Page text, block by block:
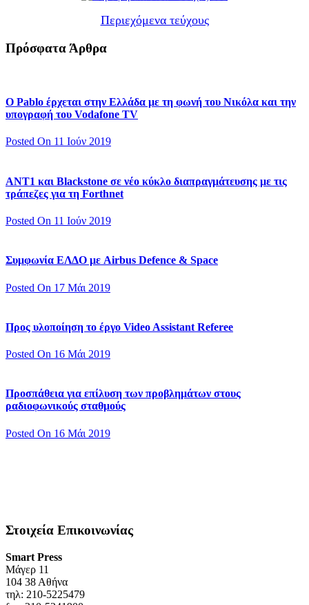
Περιεχόμενα τεύχους
Πρόσφατα Άρθρα
Ο Pablo έρχεται στην Ελλάδα με τη φωνή του Νικόλα και την
υπογραφή του Vodafone TV
Posted On 11 Ιούν 2019
ΑΝΤ1 και Blackstone σε νέο κύκλο διαπραγμάτευσης με τις
τράπεζες για τη Forthnet
Posted On 11 Ιούν 2019
Συμφωνία ΕΛΔΟ με Airbus Defence & Space
Posted On 17 Μάι 2019
Προς υλοποίηση το έργο Video Assistant Referee
Posted On 16 Μάι 2019
Προσπάθεια για επίλυση των προβλημάτων στους
ραδιοφωνικούς σταθμούς
Posted On 16 Μάι 2019
Στοιχεία Επικοινωνίας
Smart Press
Mάγερ 11
104 38 Αθήνα
τηλ: 210-5225479